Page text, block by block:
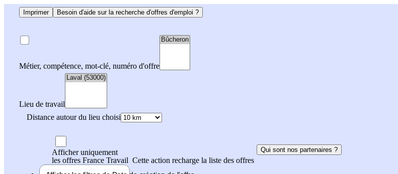
Imprimer Besoin d'aide sur la recherche d'offres d'emploi ?
Métier, compétence, mot-clé, numéro d'offre
Lieu de travail
Distance autour du lieu choisi
Afficher uniquement
les offres France Travail Cette action recharge la liste des offres
Qui sont nos partenaires ?